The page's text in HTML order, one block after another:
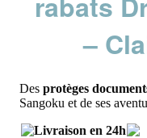
–
Des protèges
Sangoku et de ses